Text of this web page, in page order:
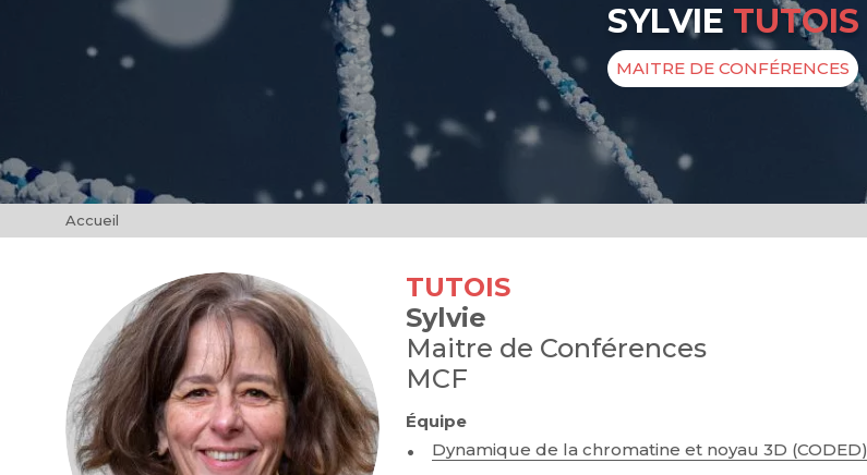
SYLVIE TUTOIS
MAITRE DE CONFÉRENCES
Accueil
TUTOIS
Sylvie
Maitre de Conférences
MCF
Équipe
Dynamique de la chromatine et noyau 3D (CODED)